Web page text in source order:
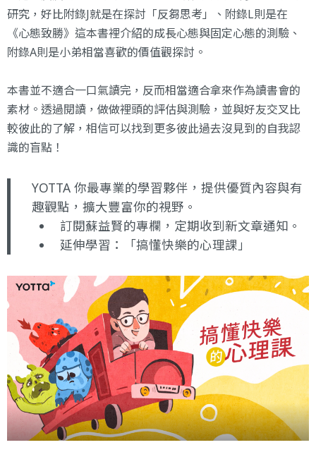
研究，好比附錄J就是在探討「反芻思考」、附錄L則是在
《心態致勝》 這本書裡介紹的成長心態與固定心態的測驗、
附錄A則是小弟相當喜歡的價值觀探討。
本書並不適合一口氣讀完，反而相當適合拿來作為讀書會的
素材。透過閱讀，做做裡頭的評估與測驗，並與好友交叉比
較彼此的了解，相信可以找到更多彼此過去沒見到的自我認
識的盲點！
YOTTA 你最專業的學習夥伴，提供優質內容與有
趣觀點，擴大豐富你的視野。
訂閱蘇益賢的專欄 ，定期收到新文章通知。
延伸學習：
「搞懂快樂的心理課」